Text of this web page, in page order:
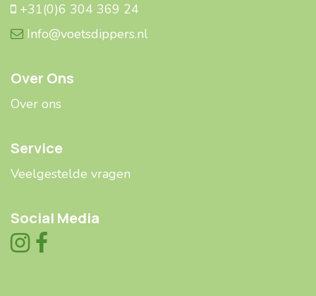
+31(0)6 304 369 24
Info@voetsdippers.nl
Over Ons
Over ons
Service
Veelgestelde ​​vragen
Social Media